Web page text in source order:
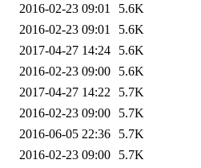
2016-02-23 09:01
5.6K
2016-02-23 09:01
5.6K
2017-04-27 14:24
5.6K
2016-02-23 09:00
5.6K
2017-04-27 14:22
5.7K
2016-02-23 09:00
5.7K
2016-06-05 22:36
5.7K
2016-02-23 09:00
5.7K